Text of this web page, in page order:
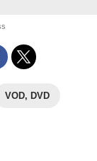
VOD, DVD